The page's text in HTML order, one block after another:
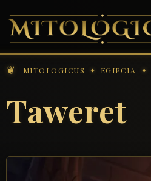
MITOLOGICUS EGIPCIA
Taweret